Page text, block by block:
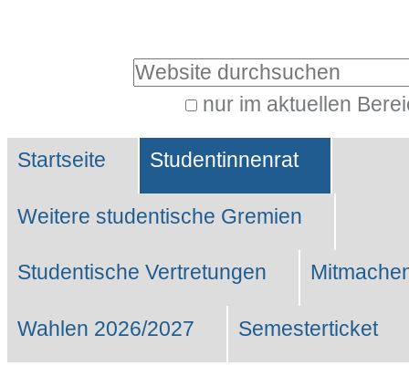
Website durchsuchen
nur im aktuellen
Suche…
Sektionen
Startseite Studentinnenrat
Weitere studentische Gremien
Studentische Vertretungen
Wahlen 2026/2027 Semesterticket